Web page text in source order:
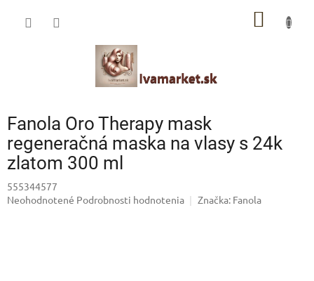
Fanola Oro Therapy mask
regeneračná maska na vlasy s 24k
zlatom 300 ml
555344577
Priemerné
Neohodnotené Podrobnosti hodnotenia Značka: Fanola
IVAMARKET poradca